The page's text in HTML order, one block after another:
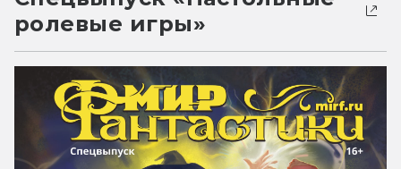
ролевые игры»